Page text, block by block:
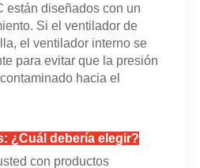
están diseñados con un
Si el ventilador de
el ventilador interno se
para evitar que la presión
hacia el
¿Cuál debería elegir?
con productos